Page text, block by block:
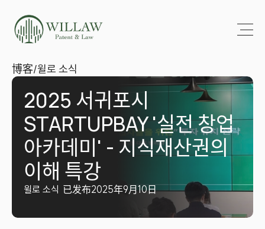
博客/윌로 소식
2025 서귀포시
STARTUPBAY '실전 창업
아카데미' - 지식재산권의
이해 특강
윌로 소식 已发布2025年9月10日